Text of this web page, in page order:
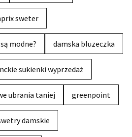
sweter
modne? damska bluzeczka
sukienki wyprzedaż
ubrania taniej greenpoint
damskie